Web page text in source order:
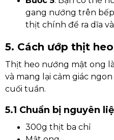
gang nướng trên
thịt chính để ra dĩa
5. Cách ướp thịt
Thịt heo nướng mật ong
và mang lại cảm giác
cuối tuần.
5.1 Chuẩn bị nguyên
300g thịt ba chỉ